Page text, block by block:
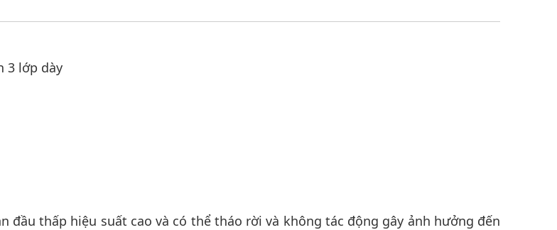
3 lớp dày
đầu thấp hiệu suất cao và có thể tháo rời và không tác động gây ảnh hưởng đến